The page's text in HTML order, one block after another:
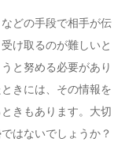
どの手段で相手が伝
け取るのが難しいと
と努める必要があり
きには、その情報を
きもあります。大切
はないでしょうか？